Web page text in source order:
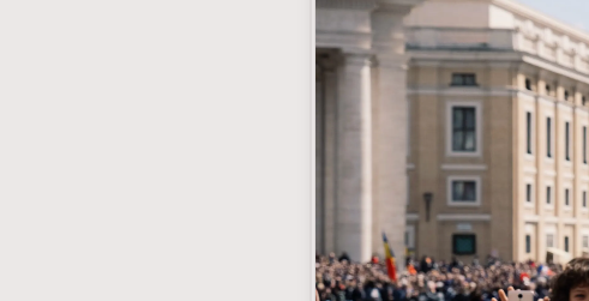
MDM-Master Data Management
Newsletter Automatizzate
PIM-Product Information Management
Produzione Automatizzata Cataloghi
Sistemi Esperti di Prodotto per Assistenza
Siti Web Multilingua e Multibrand